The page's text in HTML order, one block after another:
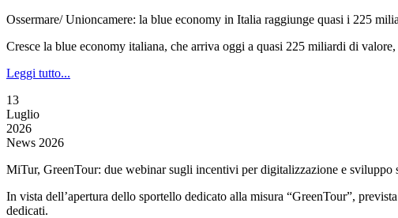
Ossermare/ Unioncamere: la blue economy in Italia raggiunge quasi i 225
Cresce la blue economy italiana, che arriva oggi a quasi 225 miliardi di
Leggi tutto...
13
Luglio
2026
News 2026
MiTur, GreenTour: due webinar sugli incentivi per digitalizzazione e sviluppo
In vista dell’apertura dello sportello dedicato alla misura “GreenTour”,
dedicati.